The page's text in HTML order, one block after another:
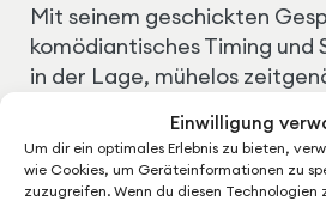
Einwilligung
Um dir ein optimales Erlebnis zu bieten,
wie Cookies, um Geräteinformationen zu
zuzugreifen. Wenn du diesen Technologien
Mit seinem geschickten
komödiantisches Timing und
in der Lage, mühelos
Er hat auch ein gutes
gesellschaftlichen Themen